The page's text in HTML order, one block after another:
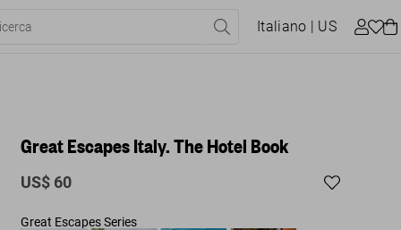
Italiano | US
Great Escapes Italy. The Hotel Book
US$ 60
Great Escapes Series